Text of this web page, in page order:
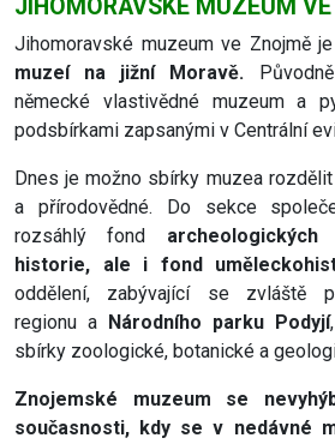
JIHOMORAVSKÉ MUZEUM
Jihomoravské muzeum ve Znojmě
muzeí na jižní Moravě.
německé vlastivědné muzeum a
podsbírkami zapsanými v Centrální
Dnes je možno sbírky muzea
a přírodovědné. Do sekce
rozsáhlý fond
historie, ale i fond
oddělení, zabývající se zvláště
regionu a
Národního parku Podyjí
sbírky zoologické, botanické a
Znojemské muzeum se
současnosti, kdy se v nedávné